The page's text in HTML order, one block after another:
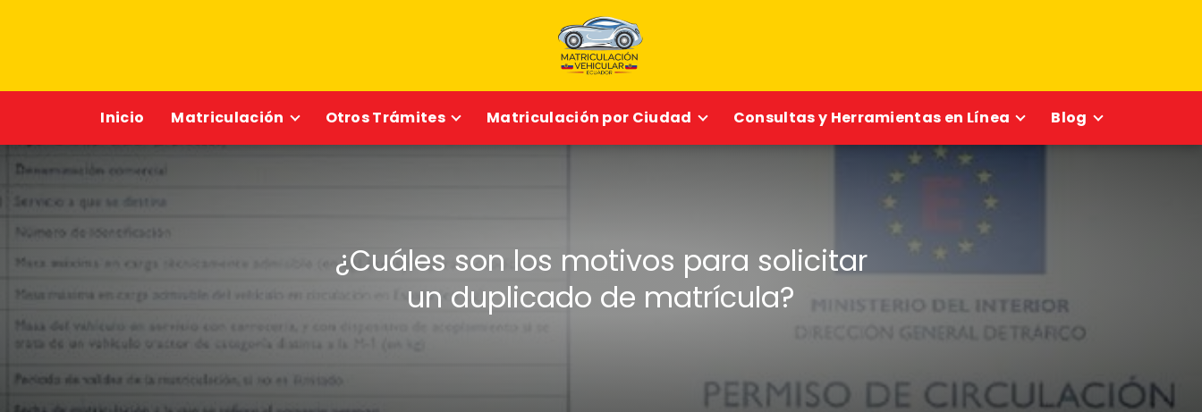
Inicio Matriculación Otros Trámites Matriculación por Ciudad Consultas y Herramientas en Línea Blog
¿Cuáles son los motivos para solicitar
un duplicado de matrícula?